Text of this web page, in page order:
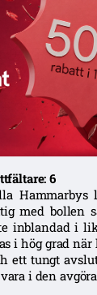
6
Hammarbys
med bollen
inblandad i
i hög grad när
ett tungt
i den